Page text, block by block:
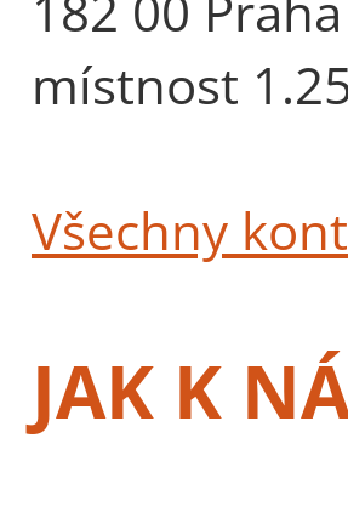
místnost
Všechny
JAK K